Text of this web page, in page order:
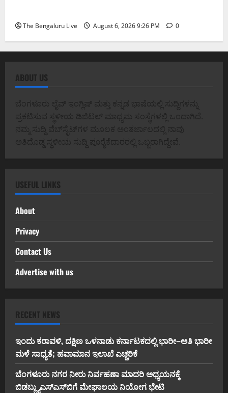
The Bengaluru Live August 6, 2026 9:26 PM 0
ABOUT US
ಬೆಂಗಳೂರು ಲೈವ್ ಇಂಗ್ಲಿಷ್ ಮತ್ತು ಕನ್ನಡ ಭಾಷೆಯಲ್ಲಿ ಸುದ್ದಿಗಳನ್ನು
ಪ್ರಕಟಿಸುವ ಸ್ಥಳೀಯ ಡಿಜಿಟಲ್ ಮಾಧ್ಯಮ ಸಂಸ್ಥೆಗಳಲ್ಲಿ ಒಂದಾಗಿದೆ.
ನಮ್ಮ ಸುದ್ದಿ ವೆಬ್‌ಸೈಟ್‌ಗಳ ಮೂಲಕ ಅಂತರ್ಜಾಲದಲ್ಲಿ ನಾವು
ಅತಿದೊಡ್ಡ ಸ್ಥಳೀಯ ಸುದ್ದಿ ಪೂರೈಕೆದಾರರಲ್ಲಿ ಒಬ್ಬರಾಗಿದ್ದೇವೆ.
USEFUL LINKS
About
Privacy
Contact Us
Advertise with us
RECENT NEWS
ಇಂದು ಕರಾವಳಿ, ದಕ್ಷಿಣ ಒಳನಾಡು ಕರ್ನಾಟಕದಲ್ಲಿ ಭಾರೀ–ಅತಿ ಭಾರೀ
ಮಳೆ ಸಾಧ್ಯತೆ; ಹವಾಮಾನ ಇಲಾಖೆ ಎಚ್ಚರಿಕೆ
ಬೆಂಗಳೂರು ನಗರ ನೀರು ನಿರ್ವಹಣಾ ಮಾದರಿ ಅಧ್ಯಯನಕ್ಕೆ
ಬಿ‌ಡಬ್ಲ್ಯು‌ಎಸ್‌ಎಸ್‌ಬಿಗೆ ಮೇಘಾಲಯ ನಿಯೋಗ ಭೇಟಿ